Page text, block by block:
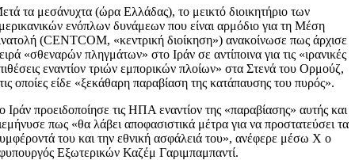
τα μεσάνυχτα (ώρα Ελλάδας), το μεικτό διοικητήριο των
ενόπλων δυνάμεων που είναι αρμόδιο για τη Μέση
(CENTCOM, «κεντρική διοίκηση») ανακοίνωσε πως άρχισε
«σθεναρών πληγμάτων» στο Ιράν σε αντίποινα για τις «ιρανικές
εναντίον τριών εμπορικών πλοίων» στα Στενά του Ορμούζ,
οποίες είδε «ξεκάθαρη παραβίαση της κατάπαυσης του πυρός».
Ιράν προειδοποίησε τις ΗΠΑ εναντίον της «παραβίασης» αυτής και
πως «θα λάβει αποφασιστικά μέτρα για να προστατεύσει τα
του και την εθνική ασφάλειά του», ανέφερε μέσω X ο
Εξωτερικών Καζέμ Γαριμπαμπαντί.